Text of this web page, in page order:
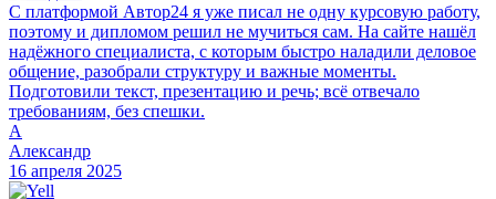
С платформой Автор24 я уже писал не одну курсовую работу,
поэтому и дипломом решил не мучиться сам. На сайте нашёл
надёжного специалиста, с которым быстро наладили деловое
общение, разобрали структуру и важные моменты.
Подготовили текст, презентацию и речь; всё отвечало
требованиям, без спешки.
А
Александр
16 апреля 2025